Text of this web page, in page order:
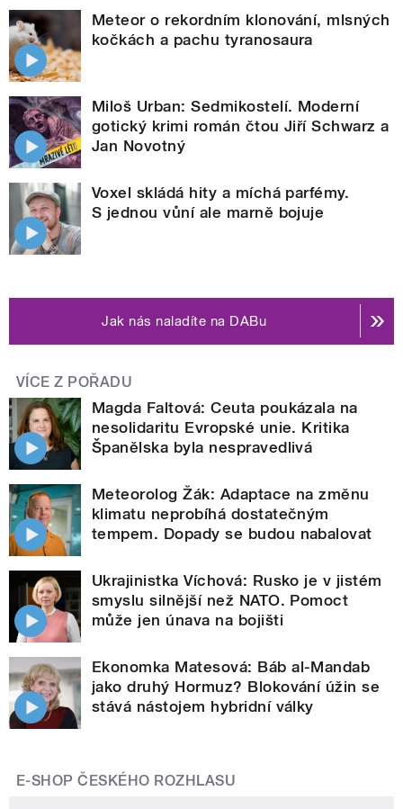
Meteor o rekordním klonování, mlsných
kočkách a pachu tyranosaura
Miloš Urban: Sedmikostelí. Moderní
gotický krimi román čtou Jiří Schwarz a
Jan Novotný
Voxel skládá hity a míchá parfémy.
S jednou vůní ale marně bojuje
Jak nás naladíte na DABu
VÍCE Z POŘADU
Magda Faltová: Ceuta poukázala na
nesolidaritu Evropské unie. Kritika
Španělska byla nespravedlivá
Meteorolog Žák: Adaptace na změnu
klimatu neprobíhá dostatečným
tempem. Dopady se budou nabalovat
Ukrajinistka Víchová: Rusko je v jistém
smyslu silnější než NATO. Pomoct
může jen únava na bojišti
Ekonomka Matesová: Báb al-Mandab
jako druhý Hormuz? Blokování úžin se
stává nástojem hybridní války
E-SHOP ČESKÉHO ROZHLASU